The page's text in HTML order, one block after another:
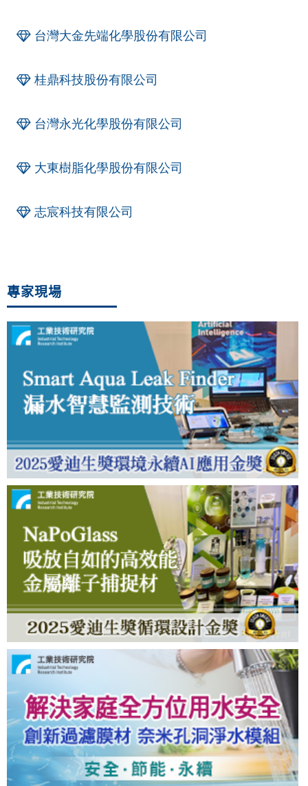
台灣大金先端化學股份有限公司
桂鼎科技股份有限公司
台灣永光化學股份有限公司
大東樹脂化學股份有限公司
志宸科技有限公司
專家現場